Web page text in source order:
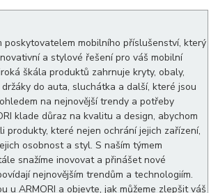
poskytovatelem mobilního příslušenství, který
a stylové řešení pro váš mobilní
škála produktů zahrnuje kryty, obaly,
držáky do auta, sluchátka a další, které jsou
na nejnovější trendy a potřeby
klade důraz na kvalitu a design, abychom
produkty, které nejen ochrání jejich zařízení,
osobnost a styl. S naším týmem
snažíme inovovat a přinášet nové
nejnovějším trendům a technologiím.
u ARMORI a objevte, jak můžeme zlepšit váš